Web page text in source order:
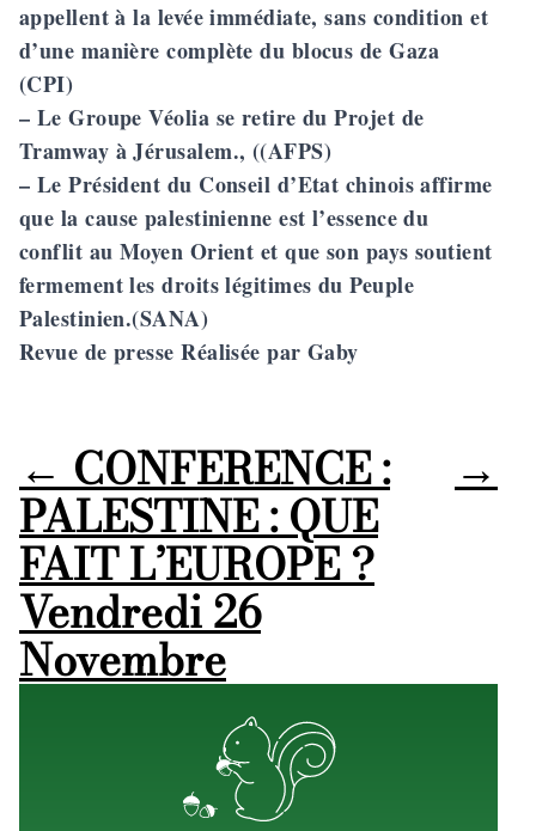
appellent à la levée immédiate, sans condition et
d’une manière complète du blocus de Gaza
(CPI)
– Le Groupe Véolia se retire du Projet de
Tramway à Jérusalem., ((AFPS)
– Le Président du Conseil d’Etat chinois affirme
que la cause palestinienne est l’essence du
conflit au Moyen Orient et que son pays soutient
fermement les droits légitimes du Peuple
Palestinien.(SANA)
Revue de presse Réalisée par Gaby
←CONFERENCE :
PALESTINE : QUE
FAIT L’EUROPE ?
Vendredi 26
Novembre
→